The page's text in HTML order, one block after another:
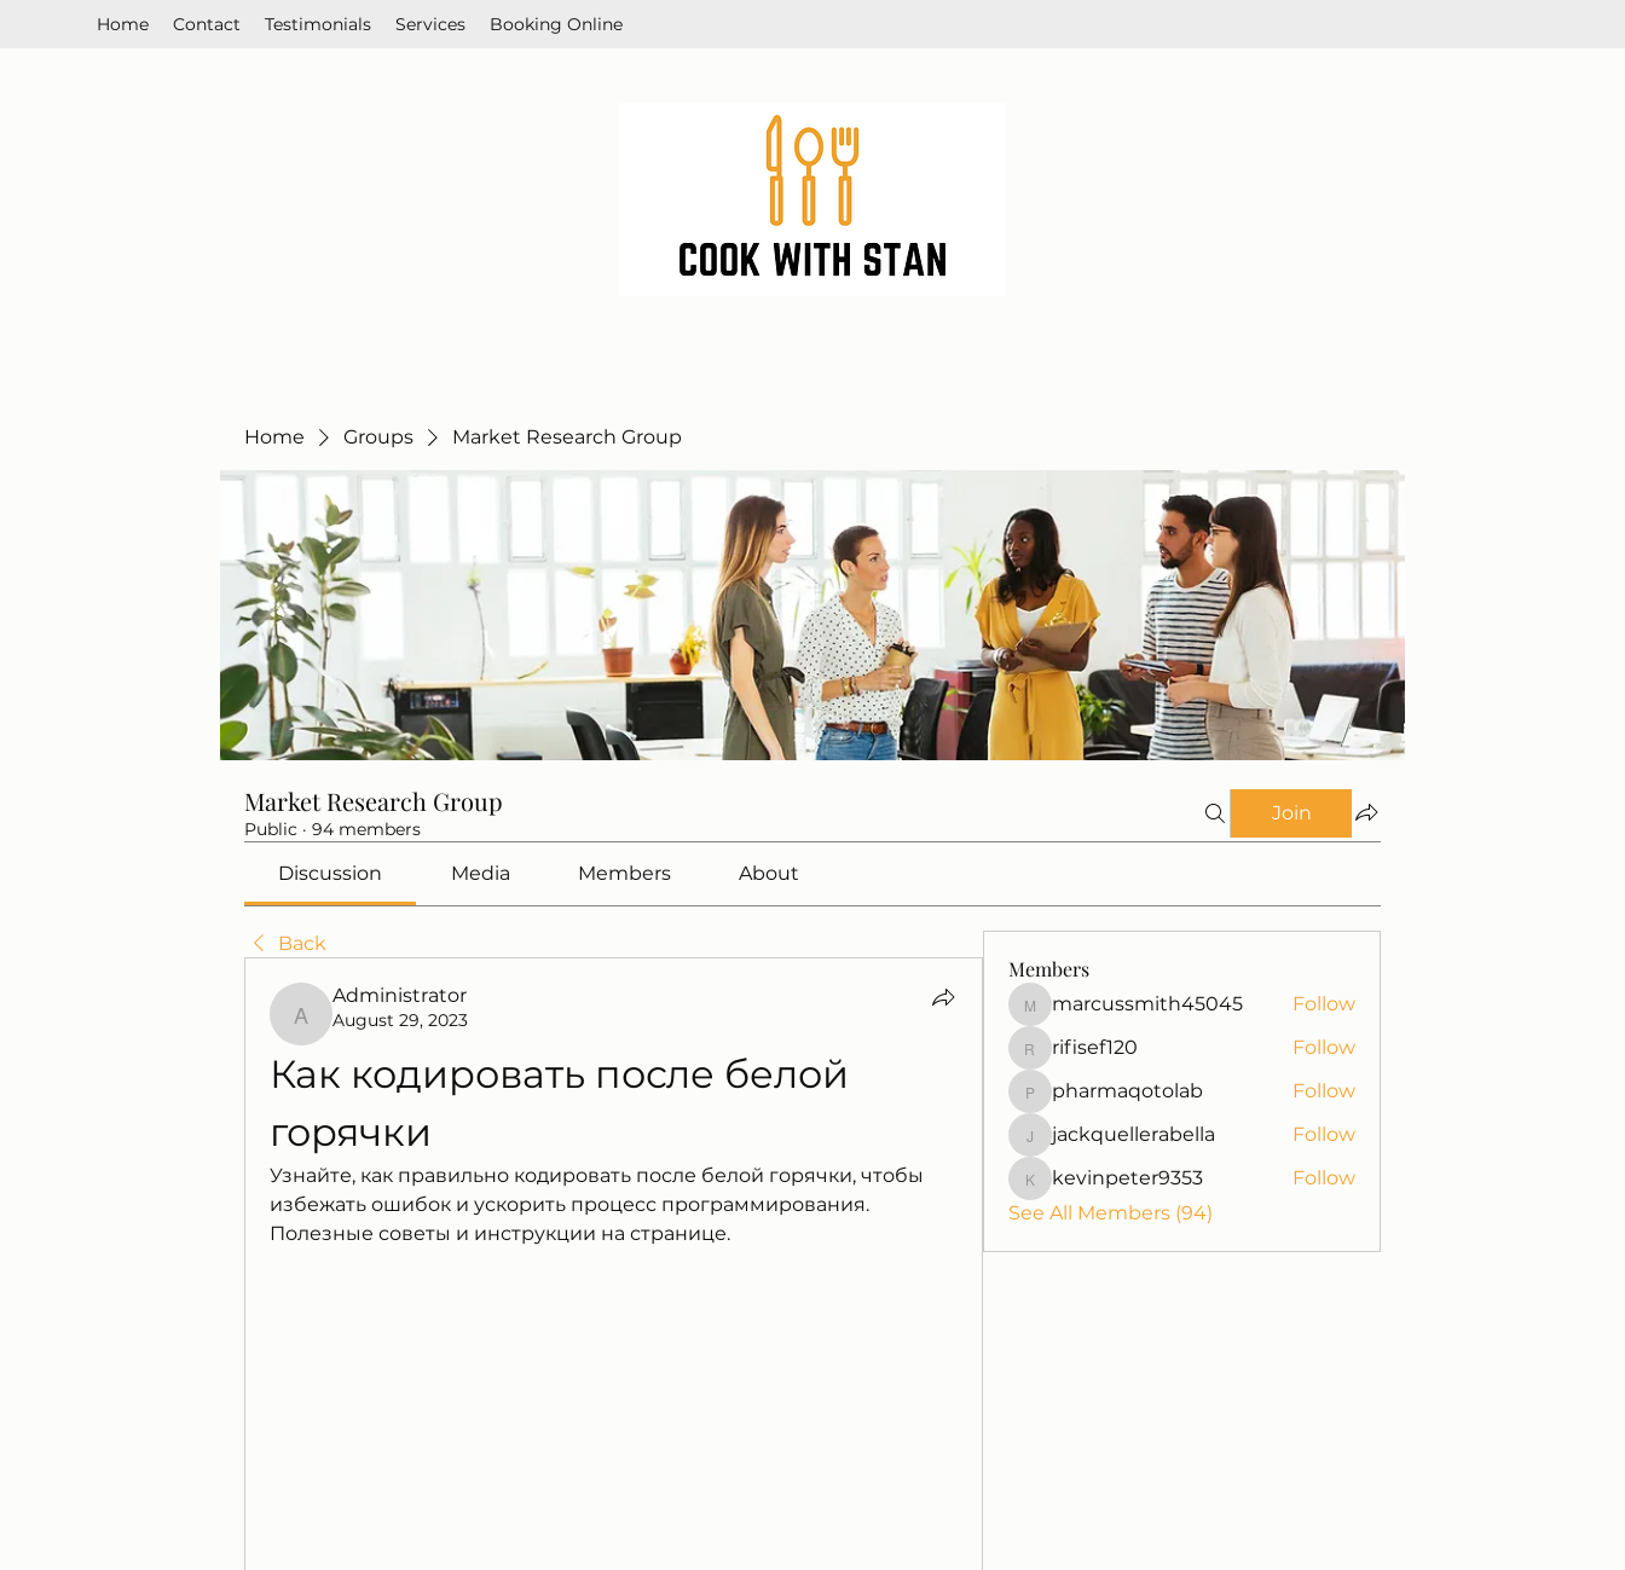
Home Contact Testimonials Services Booking Online
Home Groups Market Research Group
Market Research Group
Public · 94 members
Join
Discussion Media Members About
Back
Administrator
Administrator
August 29, 2023
Как кодировать после белой
горячки
Узнайте, как правильно кодировать после белой горячки, чтобы
избежать ошибок и ускорить процесс программирования.
Полезные советы и инструкции на странице.
Members
marcussmith45045
marcussmith45045 Follow
rifisef120
rifisef120 Follow
pharmaqotolab
pharmaqotolab Follow
jackquellerabella
jackquellerabella Follow
kevinpeter9353
kevinpeter9353
Follow
See All Members (94)